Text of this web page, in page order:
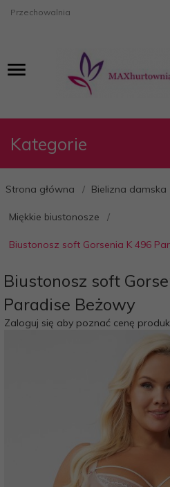
Przechowalnia
Kategorie
Strona główna Bielizna damska
Miękkie biustonosze
Biustonosz soft Gorsenia K 496
Biustonosz soft
Paradise Beżowy
Zaloguj się aby poznać cenę